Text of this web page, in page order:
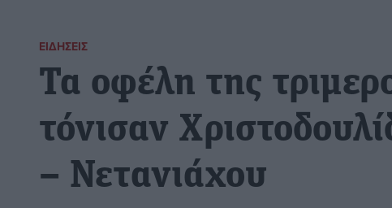
ΕΙΔΉΣΕΙΣ
Τα οφέλη της
τόνισαν
– Νετανιάχου